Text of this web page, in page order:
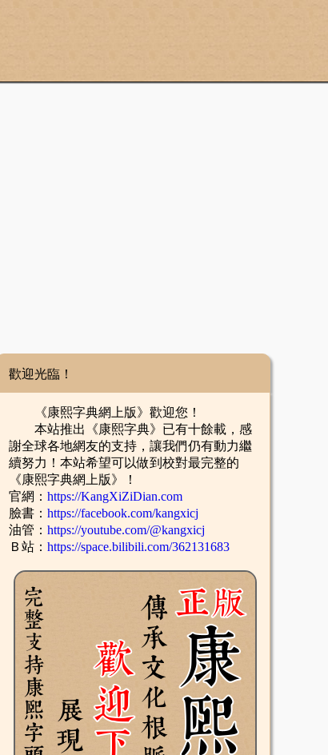
歡迎光臨！
《康熙字典網上版》歡迎您！
本站推出《康熙字典》已有十餘載，感
謝全球各地網友的支持，讓我們仍有動力繼
續努力！本站希望可以做到校對最完整的
《康熙字典網上版》！
官網： https://KangXiZiDian.com
臉書： https://facebook.com/kangxicj
油管： https://youtube.com/@kangxicj
Ｂ站： https://space.bilibili.com/362131683